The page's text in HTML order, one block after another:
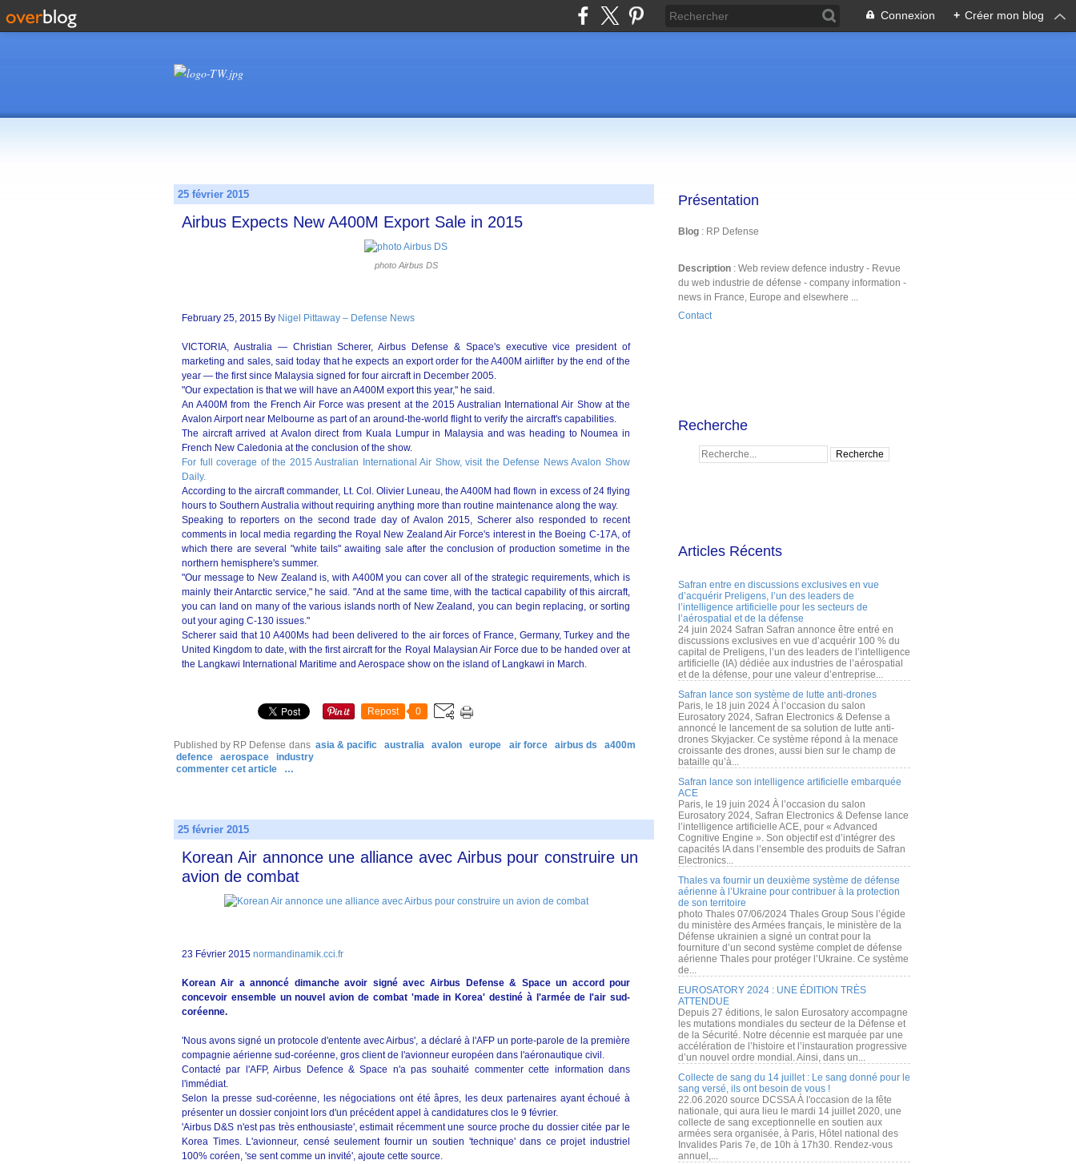
Connexion + Créer mon blog
25 février 2015
Airbus Expects New A400M Export Sale in 2015
photo Airbus DS
February 25, 2015 By Nigel Pittaway – Defense News
VICTORIA, Australia — Christian Scherer, Airbus Defense & Space's executive vice president of
marketing and sales, said today that he expects an export order for the A400M airlifter by the end of the
year — the first since Malaysia signed for four aircraft in December 2005.
"Our expectation is that we will have an A400M export this year," he said.
An A400M from the French Air Force was present at the 2015 Australian International Air Show at the
Avalon Airport near Melbourne as part of an around-the-world flight to verify the aircraft's capabilities.
The aircraft arrived at Avalon direct from Kuala Lumpur in Malaysia and was heading to Noumea in
French New Caledonia at the conclusion of the show.
For full coverage of the 2015 Australian International Air Show, visit the Defense News Avalon Show
Daily.
According to the aircraft commander, Lt. Col. Olivier Luneau, the A400M had flown in excess of 24 flying
hours to Southern Australia without requiring anything more than routine maintenance along the way.
Speaking to reporters on the second trade day of Avalon 2015, Scherer also responded to recent
comments in local media regarding the Royal New Zealand Air Force's interest in the Boeing C-17A, of
which there are several "white tails" awaiting sale after the conclusion of production sometime in the
northern hemisphere's summer.
"Our message to New Zealand is, with A400M you can cover all of the strategic requirements, which is
mainly their Antarctic service," he said. "And at the same time, with the tactical capability of this aircraft,
you can land on many of the various islands north of New Zealand, you can begin replacing, or sorting
out your aging C-130 issues."
Scherer said that 10 A400Ms had been delivered to the air forces of France, Germany, Turkey and the
United Kingdom to date, with the first aircraft for the Royal Malaysian Air Force due to be handed over at
the Langkawi International Maritime and Aerospace show on the island of Langkawi in March.
Repost 0
Published by RP Defense dans asia & pacific australia avalon europe air force airbus ds
a400m
defence
aerospace
industry
commenter cet article
…
25 février 2015
Korean Air annonce une alliance avec Airbus pour construire un
avion de combat
23 Février 2015 normandinamik.cci.fr
Korean Air a annoncé dimanche avoir signé avec Airbus Defense & Space un accord pour
concevoir ensemble un nouvel avion de combat 'made in Korea' destiné à l'armée de l'air sud-
coréenne.
'Nous avons signé un protocole d'entente avec Airbus', a déclaré à l'AFP un porte-parole de la première
compagnie aérienne sud-coréenne, gros client de l'avionneur européen dans l'aéronautique civil.
Contacté par l'AFP, Airbus Defence & Space n'a pas souhaité commenter cette information dans
l'immédiat.
Selon la presse sud-coréenne, les négociations ont été âpres, les deux partenaires ayant échoué à
présenter un dossier conjoint lors d'un précédent appel à candidatures clos le 9 février.
'Airbus D&S n'est pas très enthousiaste', estimait récemment une source proche du dossier citée par le
Korea Times. L'avionneur, censé seulement fournir un soutien 'technique' dans ce projet industriel
100% coréen, 'se sent comme un invité', ajoute cette source.
Présentation
Blog : RP Defense
Description : Web review defence industry - Revue
du web industrie de défense - company information -
news in France, Europe and elsewhere ...
Contact
Recherche
Articles Récents
Safran entre en discussions exclusives en vue
d’acquérir Preligens, l’un des leaders de
l’intelligence artificielle pour les secteurs de
l’aérospatial et de la défense
24 juin 2024 Safran Safran annonce être entré en
discussions exclusives en vue d’acquérir 100 % du
capital de Preligens, l’un des leaders de l’intelligence
artificielle (IA) dédiée aux industries de l’aérospatial
et de la défense, pour une valeur d’entreprise...
Safran lance son système de lutte anti-drones
Paris, le 18 juin 2024 À l’occasion du salon
Eurosatory 2024, Safran Electronics & Defense a
annoncé le lancement de sa solution de lutte anti-
drones Skyjacker. Ce système répond à la menace
croissante des drones, aussi bien sur le champ de
bataille qu’à...
Safran lance son intelligence artificielle embarquée
ACE
Paris, le 19 juin 2024 À l’occasion du salon
Eurosatory 2024, Safran Electronics & Defense lance
l’intelligence artificielle ACE, pour « Advanced
Cognitive Engine ». Son objectif est d’intégrer des
capacités IA dans l’ensemble des produits de Safran
Electronics...
Thales va fournir un deuxième système de défense
aérienne à l’Ukraine pour contribuer à la protection
de son territoire
photo Thales 07/06/2024 Thales Group Sous l’égide
du ministère des Armées français, le ministère de la
Défense ukrainien a signé un contrat pour la
fourniture d’un second système complet de défense
aérienne Thales pour protéger l’Ukraine. Ce système
de...
EUROSATORY 2024 : UNE ÉDITION TRÈS
ATTENDUE
Depuis 27 éditions, le salon Eurosatory accompagne
les mutations mondiales du secteur de la Défense et
de la Sécurité. Notre décennie est marquée par une
accélération de l’histoire et l’instauration progressive
d’un nouvel ordre mondial. Ainsi, dans un...
Collecte de sang du 14 juillet : Le sang donné pour le
sang versé, ils ont besoin de vous !
22.06.2020 source DCSSA À l'occasion de la fête
nationale, qui aura lieu le mardi 14 juillet 2020, une
collecte de sang exceptionnelle en soutien aux
armées sera organisée, à Paris, Hôtel national des
Invalides Paris 7e, de 10h à 17h30. Rendez-vous
annuel,...